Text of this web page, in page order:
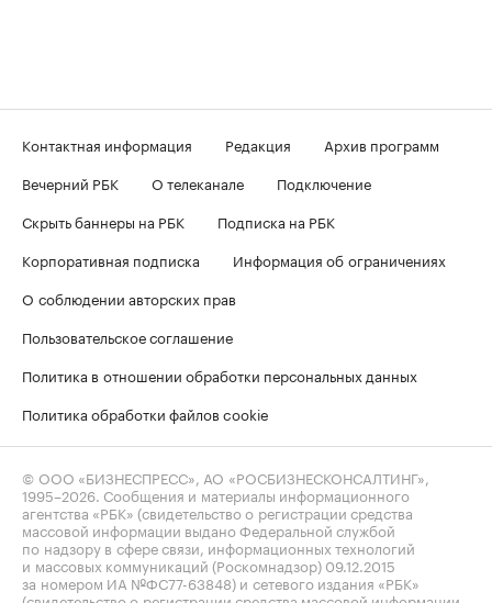
Контактная информация Редакция
Архив программ
Вечерний РБК
О телеканале
Подключение
Скрыть баннеры на РБК
Подписка на РБК
Корпоративная подписка
Информация об ограничениях
О соблюдении авторских прав
Пользовательское соглашение
Политика в отношении обработки персональных данных
Политика обработки файлов cookie
© ООО «БИЗНЕСПРЕСС», АО «РОСБИЗНЕСКОНСАЛТИНГ»,
1995–2026 . Сообщения и материалы информационного
агентства «РБК» (свидетельство о регистрации средства
массовой информации выдано Федеральной службой
по надзору в сфере связи, информационных технологий
и массовых коммуникаций (Роскомнадзор) 09.12.2015
за номером ИА №ФС77-63848) и сетевого издания «РБК»